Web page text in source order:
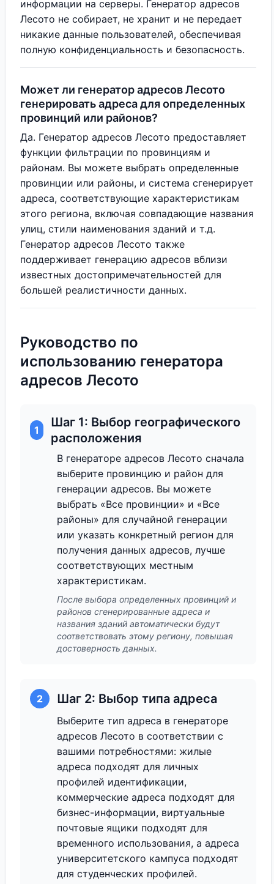
информации на серверы. Генератор адресов
Лесото не собирает, не хранит и не передает
никакие данные пользователей, обеспечивая
полную конфиденциальность и безопасность.
Может ли генератор адресов Лесото
генерировать адреса для определенных
провинций или районов?
Да. Генератор адресов Лесото предоставляет
функции фильтрации по провинциям и
районам. Вы можете выбрать определенные
провинции или районы, и система сгенерирует
адреса, соответствующие характеристикам
этого региона, включая совпадающие названия
улиц, стили наименования зданий и т.д.
Генератор адресов Лесото также
поддерживает генерацию адресов вблизи
известных достопримечательностей для
большей реалистичности данных.
Руководство по
использованию генератора
адресов Лесото
1
Шаг 1: Выбор географического
расположения
В генераторе адресов Лесото сначала
выберите провинцию и район для
генерации адресов. Вы можете
выбрать «Все провинции» и «Все
районы» для случайной генерации
или указать конкретный регион для
получения данных адресов, лучше
соответствующих местным
характеристикам.
После выбора определенных провинций и
районов сгенерированные адреса и
названия зданий автоматически будут
соответствовать этому региону, повышая
достоверность данных.
2 Шаг 2: Выбор типа адреса
Выберите тип адреса в генераторе
адресов Лесото в соответствии с
вашими потребностями: жилые
адреса подходят для личных
профилей идентификации,
коммерческие адреса подходят для
бизнес-информации, виртуальные
почтовые ящики подходят для
временного использования, а адреса
университетского кампуса подходят
для студенческих профилей.